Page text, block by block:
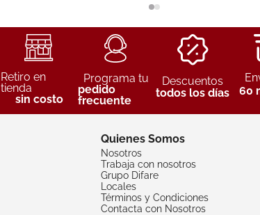
Retiro en
tienda
sin costo
Programa tu
pedido
frecuente
Descuentos
todos los días
60
Quienes Somos
Nosotros
Trabaja con nosotros
Grupo Difare
Locales
Términos y Condiciones
Contacta con Nosotros